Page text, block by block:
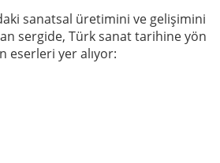
sanatsal üretimini ve gelişimini
sergide, Türk sanat tarihine yön
eserleri yer alıyor: